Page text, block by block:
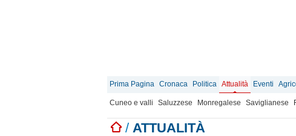
Prima Pagina Cronaca Politica Attualità Eventi
Cuneo e valli Saluzzese Monregalese Saviglianese
/ ATTUALITÀ